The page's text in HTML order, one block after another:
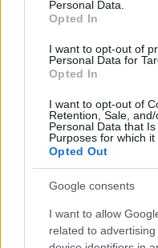
Personal Data.
Opted In
I want to opt-out of
Personal Data for
Opted In
I want to opt-out of
Retention, Sale,
Personal Data that
Purposes for which it
Opted Out
Google consents
I want to allow
related to